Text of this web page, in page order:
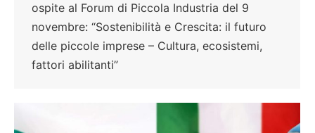
ospite al Forum di Piccola Industria del 9
novembre: “Sostenibilità e Crescita: il futuro
delle piccole imprese – Cultura, ecosistemi,
fattori abilitanti”